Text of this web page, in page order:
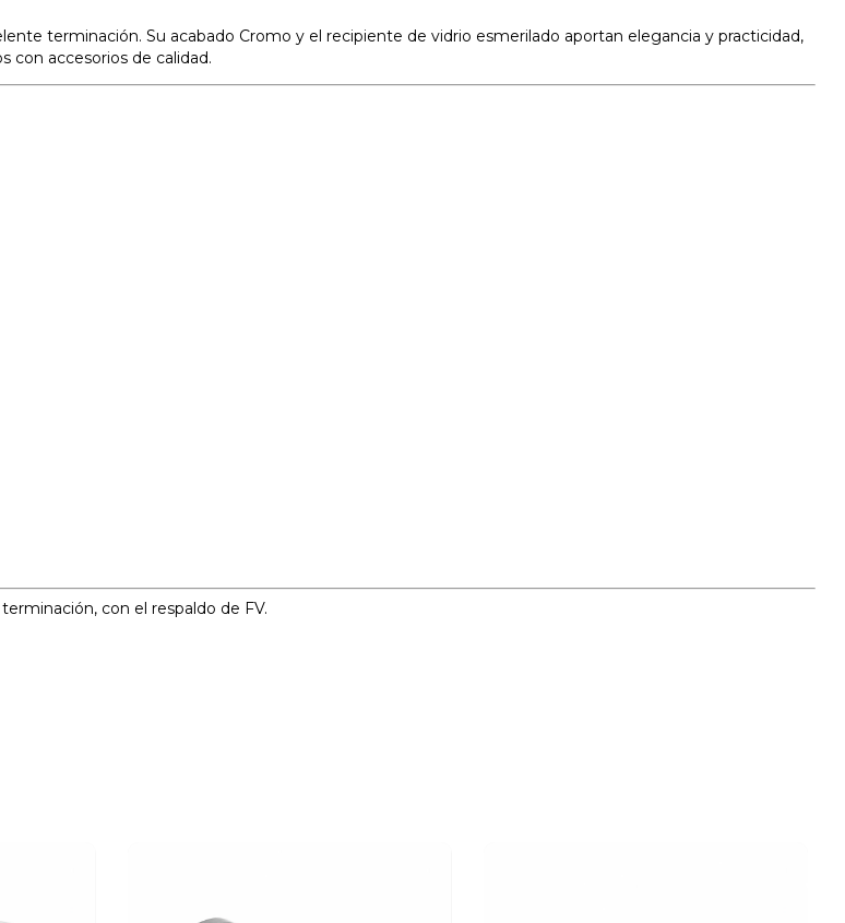
terminación. Su acabado Cromo y el recipiente de vidrio esmerilado aportan elegancia y practicidad,
con accesorios de calidad.
con el respaldo de FV.